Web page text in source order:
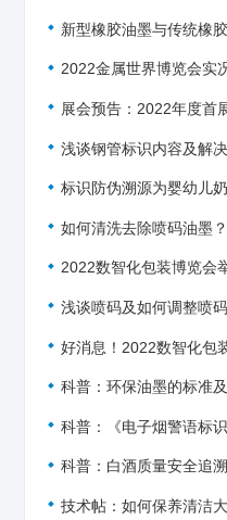
新型橡胶油墨与传统橡
2022金属世界博览会实
展会预告：2022年度首
浅谈钢管标识内容及解
标识防伪溯源为婴幼儿
如何清洗去除喷码油墨？
2022数智化包装博览会
浅谈喷码及如何调整喷
好消息！2022数智化包
科普：环保油墨的标准
科普：《电子烟警语标
科普：白酒质量安全追
技术帖：如何保养清洁